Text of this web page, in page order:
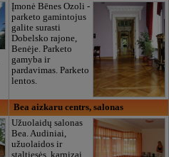
Įmonė Bēnes Ozoli -
parketo gamintojus
galite surasti
Dobelsko rajone,
Benėje. Parketo
gamyba ir
pardavimas. Parketo
lentos.
Bea aizkaru centrs, salonas
Užuolaidų salonas
Bea. Audiniai,
užuolaidos ir